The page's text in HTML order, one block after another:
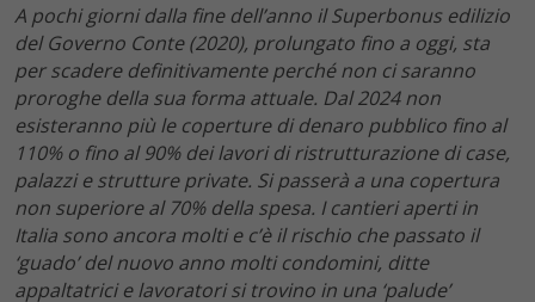
A pochi giorni dalla fine dell’anno il Superbonus edilizio
del Governo Conte (2020), prolungato fino a oggi, sta
per scadere definitivamente perché non ci saranno
proroghe della sua forma attuale. Dal 2024 non
esisteranno più le coperture di denaro pubblico fino al
110% o fino al 90% dei lavori di ristrutturazione di case,
palazzi e strutture private. Si passerà a una copertura
non superiore al 70% della spesa. I cantieri aperti in
Italia sono ancora molti e c’è il rischio che passato il
‘guado’ del nuovo anno molti condomini, ditte
appaltatrici e lavoratori si trovino in una ‘palude’